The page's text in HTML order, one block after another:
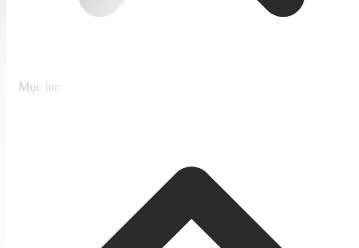
Mục lục